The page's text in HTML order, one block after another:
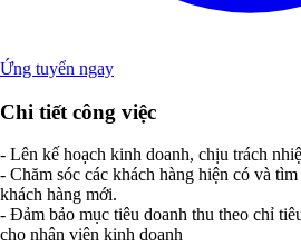
Ứng tuyển ngay
Chi tiết công việc
- Lên kế hoạch kinh doanh, chịu trách
- Chăm sóc các khách hàng hiện có và
khách hàng mới.
- Đảm bảo mục tiêu doanh thu theo chỉ
cho nhân viên kinh doanh